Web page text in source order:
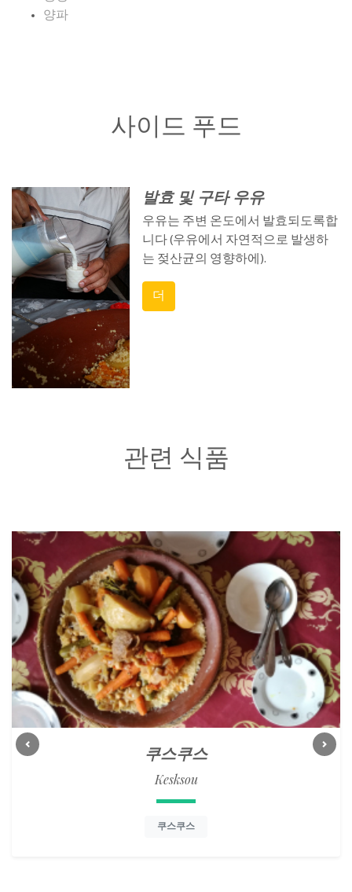
양파
사이드 푸드
발효 및 구타 우유
우유는 주변 온도에서 발효되도록합
니다 (우유에서 자연적으로 발생하
는 젖산균의 영향하에).
더
관련 식품
쿠스쿠스
Kesksou
쿠스쿠스
Previous Next